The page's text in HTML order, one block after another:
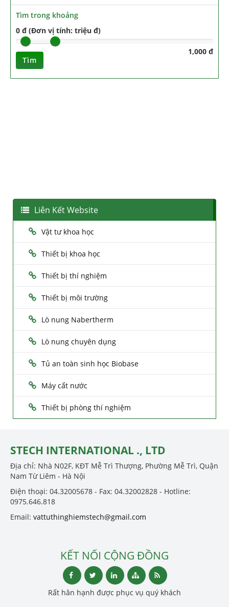
Tìm trong khoảng
0 đ (Đơn vị tính: triệu đ)
1,000 đ
Tìm
Liên Kết Website
Vật tư khoa học
Thiết bị khoa học
Thiết bị thí nghiệm
Thiết bị môi trường
Lò nung Nabertherm
Lò nung chuyên dụng
Tủ an toàn sinh học Biobase
Máy cất nước
Thiết bị phòng thí nghiệm
STECH INTERNATIONAL ., LTD
Địa chỉ: Nhà N02F, KĐT Mễ Trì Thượng, Phường Mễ Trì, Quận
Nam Từ Liêm - Hà Nội
Điện thoại: 04.32005678 - Fax: 04.32002828 - Hotline:
0975.646.818
Email: vattuthinghiemstech@gmail.com
KẾT NỐI CỘNG ĐỒNG
Rất hân hạnh được phục vụ quý khách